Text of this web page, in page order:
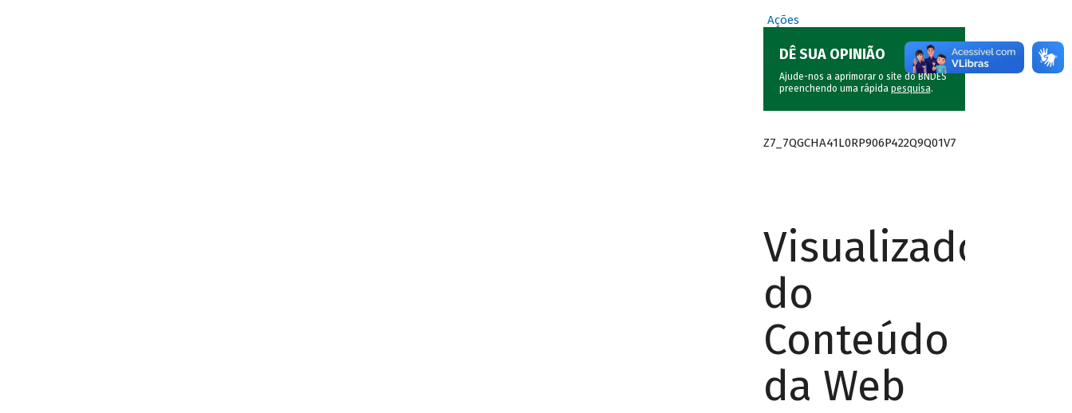
Ações
DÊ SUA OPINIÃO
Ajude-nos a aprimorar o site do BNDES
preenchendo uma rápida pesquisa.
Z7_7QGCHA41L0RP906P422Q9Q01V7
Visualizador
do
Conteúdo
da Web